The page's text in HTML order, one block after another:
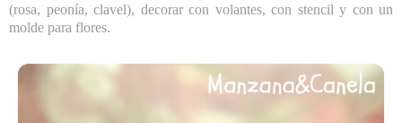
(rosa, peonía, clavel), decorar con volantes, con stencil y con un
molde para flores.